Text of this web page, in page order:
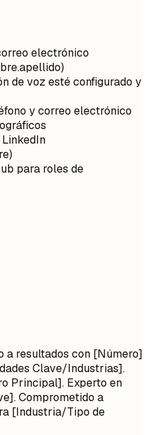
electrónico
de voz esté configurado y
y correo electrónico
para roles de
a resultados con [Número]
Clave/Industrias].
Principal]. Experto en
Comprometido a
[Industria/Tipo de